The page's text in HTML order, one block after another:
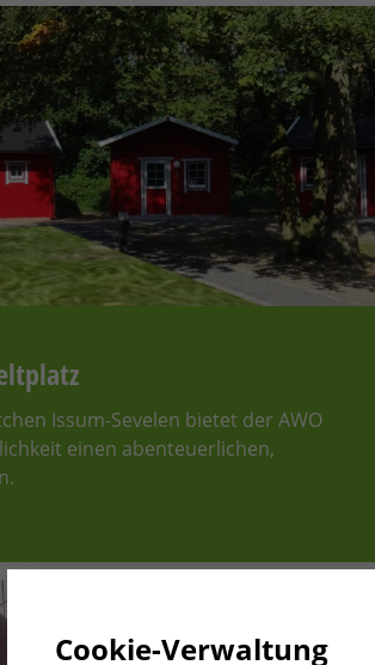
Issum-Sevelen bietet der AWO
einen abenteuerlichen,
Cookie-Verwaltung